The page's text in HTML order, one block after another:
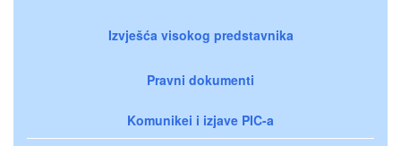
Izvješća visokog predstavnika
Pravni dokumenti
Komunikei i izjave PIC-a